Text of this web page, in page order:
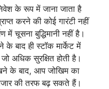
के रूप में जाना जाता है
करने की कोई गारंटी नहीं
चूसना बुद्धिमानी नहीं है।
बाद ही स्टॉक मार्केट में
अधिक सुरक्षित होती है।
के बाद, आप जोखिम का
की तरफ बढ़ सकते हैं।